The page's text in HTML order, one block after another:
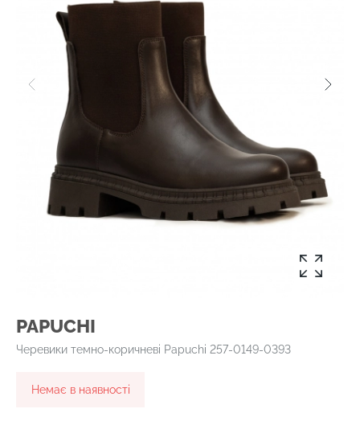
PAPUCHI
Черевики темно-коричневі Papuchi 257-0149-0393
Немає в наявності